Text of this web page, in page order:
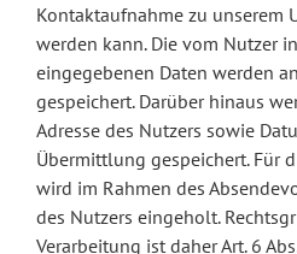
Kontaktaufnahme zu unserem
werden kann. Die vom Nutzer
eingegebenen Daten werden
gespeichert. Darüber hinaus
Adresse des Nutzers sowie
Übermittlung gespeichert. Für
wird im Rahmen des
des Nutzers eingeholt.
Verarbeitung ist daher Art. 6